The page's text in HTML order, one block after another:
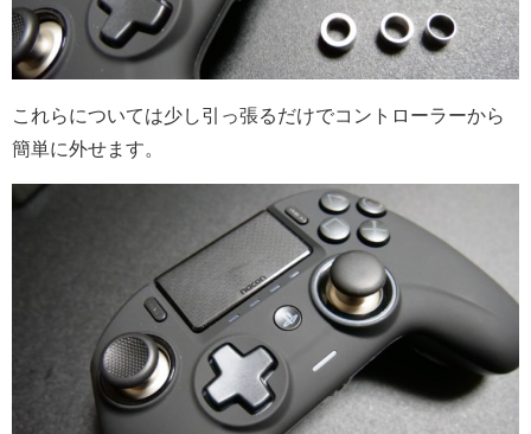
これらについては少し引っ張るだけでコントローラーから
簡単に外せます。